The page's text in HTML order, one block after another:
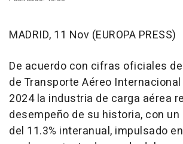
MADRID, 11 Nov (EUROPA PRESS)
De acuerdo con cifras oficiales
de Transporte Aéreo Internacional
2024 la industria de carga aérea
desempeño de su historia, con
del 11.3% interanual, impulsado